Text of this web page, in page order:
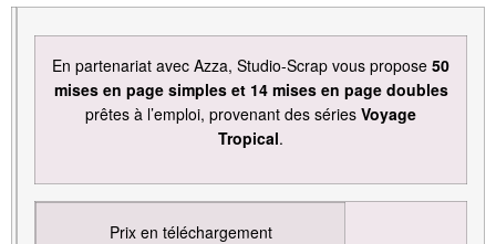
En partenariat avec Azza, Studio-Scrap vous propose 50
mises en page simples et 14 mises en page doubles
prêtes à l’emploi, provenant des séries Voyage
Tropical.
Prix en téléchargement